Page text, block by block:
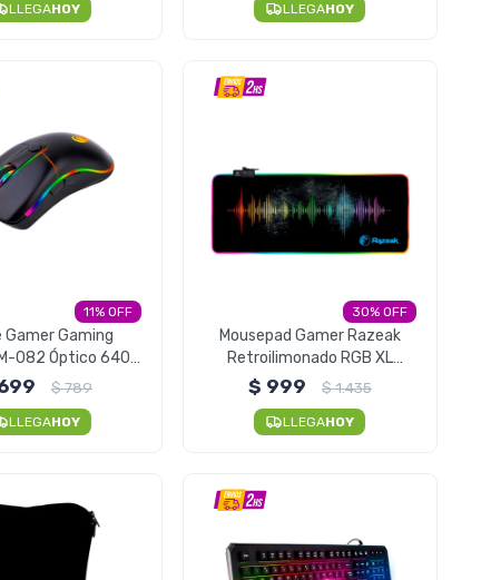
LLEGAHOY LLEGAHOY
11
Gamer Gaming
082 Óptico 6400
Dpi
$789
LLEGAHOY
30
Mousepad Gamer Razeak
Retroilimonado RGB XL
80x30 CM
$ 999 $1.435
LLEGAHOY